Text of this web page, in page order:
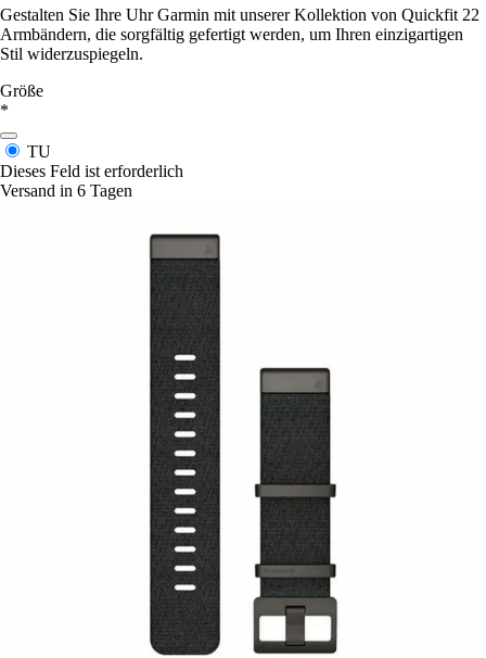
Gestalten Sie Ihre Uhr Garmin mit unserer Kollektion von Quickfit 22
Armbändern, die sorgfältig gefertigt werden, um Ihren einzigartigen
Stil widerzuspiegeln.
Größe
*
TU
Dieses Feld ist erforderlich
Versand in 6 Tagen